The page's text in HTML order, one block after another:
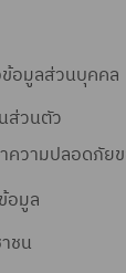
อมูลส่วนบุคคล
ส่วนตัว
ความปลอดภัย
อมูล
ชน